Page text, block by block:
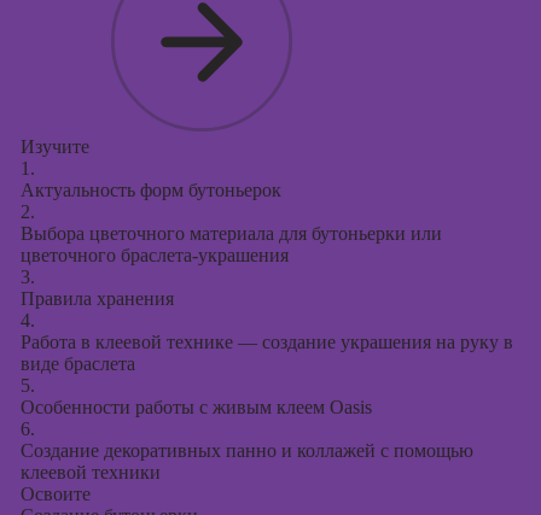
Изучите
1.
Актуальность форм бутоньерок
2.
Выбора цветочного материала для бутоньерки или
цветочного браслета-украшения
3.
Правила хранения
4.
Работа в клеевой технике — создание украшения на руку в
виде браслета
5.
Особенности работы с живым клеем Oasis
6.
Создание декоративных панно и коллажей с помощью
клеевой техники
Освоите